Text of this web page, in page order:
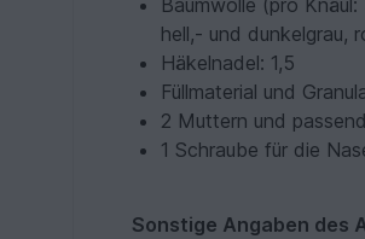
Baumwolle (pro
hell,- und dunkelgrau,
Häkelnadel: 1,5
Füllmaterial und
2 Muttern und
1 Schraube für die
Sonstige Angaben des